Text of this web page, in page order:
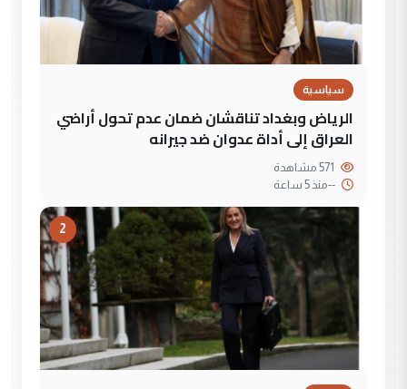
سياسية
الرياض وبغداد تناقشان ضمان عدم تحول أراضي
العراق إلى أداة عدوان ضد جيرانه
--منذ 5 ساعة
2